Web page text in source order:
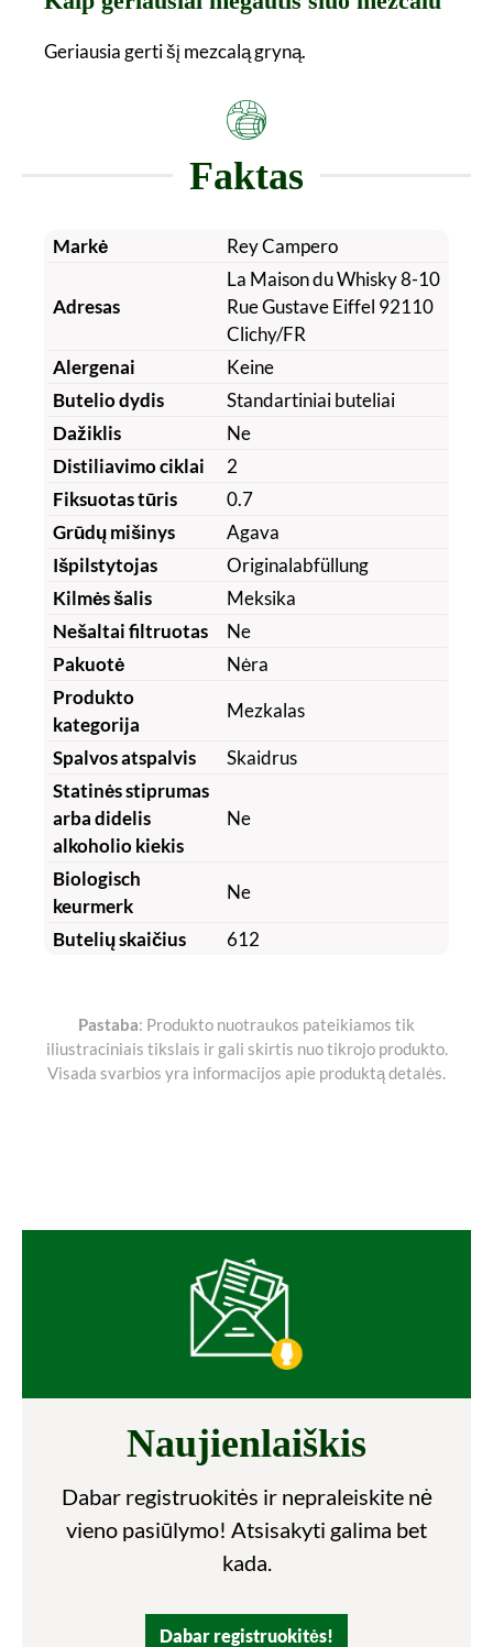
Geriausia gerti šį mezcalą gryną.
Faktas
Markė Rey Campero
Adresas
La Maison du Whisky 8-10
Rue Gustave Eiffel 92110
Clichy/FR
Alergenai
Keine
Butelio dydis
Standartiniai buteliai
Dažiklis
Ne
Distiliavimo ciklai
2
Fiksuotas tūris
0.7
Grūdų mišinys
Agava
Išpilstytojas
Originalabfüllung
Kilmės šalis
Meksika
Nešaltai filtruotas
Ne
Pakuotė
Nėra
Produkto
kategorija
Mezkalas
Spalvos atspalvis
Skaidrus
Statinės stiprumas
arba didelis
alkoholio kiekis
Ne
Biologisch
keurmerk
Ne
Butelių skaičius 612
Pastaba: Produkto nuotraukos pateikiamos tik
iliustraciniais tikslais ir gali skirtis nuo tikrojo produkto.
Visada svarbios yra informacijos apie produktą detalės.
Naujienlaiškis
Dabar registruokitės ir nepraleiskite nė
vieno pasiūlymo! Atsisakyti galima bet
kada.
Dabar registruokitės!